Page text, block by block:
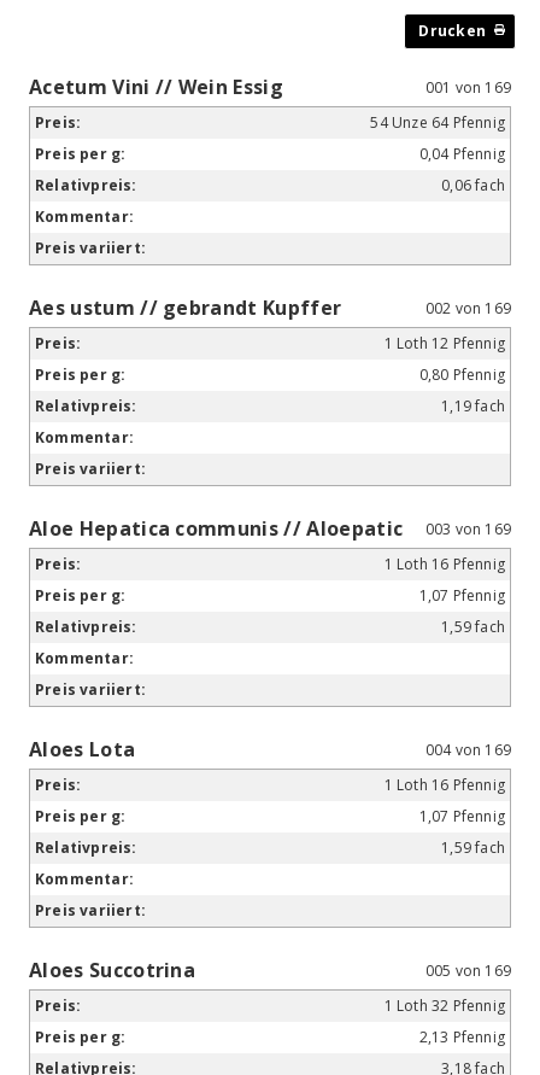
Acetum Vini // Wein Essig
001 von 169
54 Unze 64 Pfennig
0,04 Pfennig
0,06 fach
Aes ustum // gebrandt Kupffer
002 von 169
1 Loth 12 Pfennig
0,80 Pfennig
1,19 fach
Aloe Hepatica communis // Aloepatic
003 von 169
1 Loth 16 Pfennig
1,07 Pfennig
1,59 fach
Aloes Lota
004 von 169
1 Loth 16 Pfennig
1,07 Pfennig
1,59 fach
Aloes Succotrina
005 von 169
1 Loth 32 Pfennig
2,13 Pfennig
3,18 fach